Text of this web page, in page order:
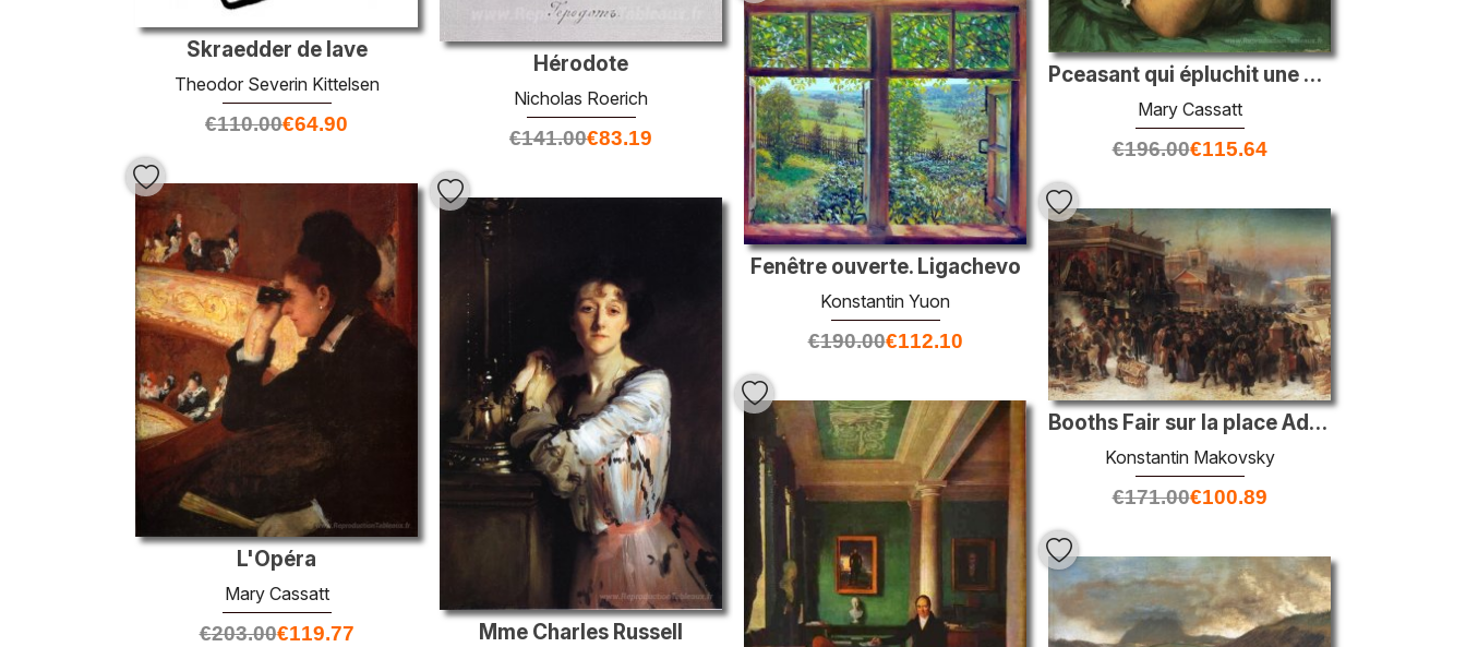
Skraedder de lave
Theodor Severin Kittelsen
€110.00€64.90
Hérodote
Nicholas Roerich
€141.00€83.19
Pceasant qui épluchit une orange
Mary Cassatt
€196.00€115.64
Fenêtre ouverte. Ligachevo
Konstantin Yuon
€190.00€112.10
L'Opéra
Mary Cassatt
€203.00€119.77 Mme Charles Russell
Booths Fair sur la place Admiralty, Saint-Pétersbourg
Konstantin Makovsky
€171.00€100.89